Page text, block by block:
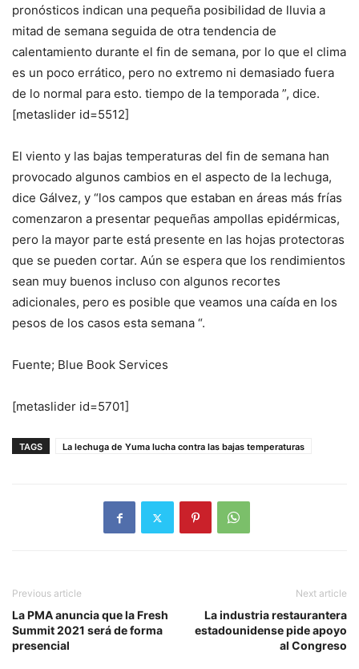
pronósticos indican una pequeña posibilidad de lluvia a
mitad de semana seguida de otra tendencia de
calentamiento durante el fin de semana, por lo que el clima
es un poco errático, pero no extremo ni demasiado fuera
de lo normal para esto. tiempo de la temporada ”, dice.
[metaslider id=5512]
El viento y las bajas temperaturas del fin de semana han
provocado algunos cambios en el aspecto de la lechuga,
dice Gálvez, y “los campos que estaban en áreas más frías
comenzaron a presentar pequeñas ampollas epidérmicas,
pero la mayor parte está presente en las hojas protectoras
que se pueden cortar. Aún se espera que los rendimientos
sean muy buenos incluso con algunos recortes
adicionales, pero es posible que veamos una caída en los
pesos de los casos esta semana “.
Fuente; Blue Book Services
[metaslider id=5701]
TAGS La lechuga de Yuma lucha contra las bajas temperaturas
Previous article
La PMA anuncia que la Fresh
Summit 2021 será de forma
presencial
Next article
La industria restaurantera
estadounidense pide apoyo
al Congreso